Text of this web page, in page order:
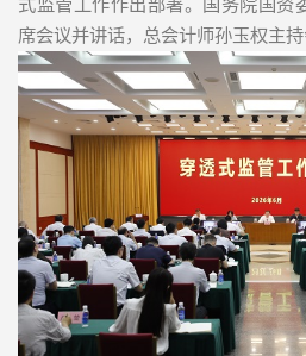
式监管工作作出部署。国务院国资
席会议并讲话，总会计师孙玉权主持